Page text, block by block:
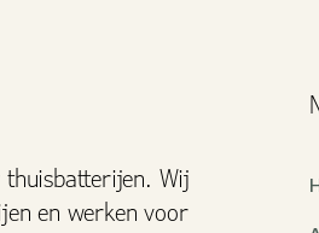
thuisbatterijen. Wij
en werken voor